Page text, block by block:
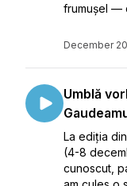
frumușel —
December
Umblă
La ediția
(4-8
cunoscut,